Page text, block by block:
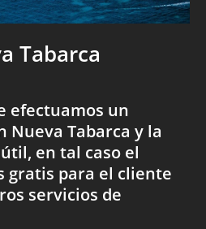
Tabarca
efectuamos un
Nueva Tabarca y la
en tal caso el
gratis para el cliente
servicios de